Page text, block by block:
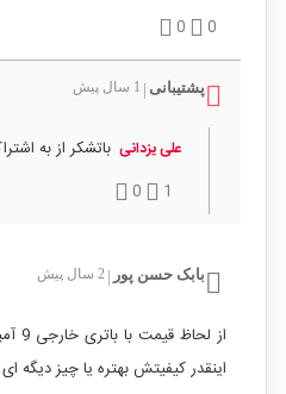
0
0
پشتیبانی 1 سال پیش
علی یزدانی باتشکر از به
1
0
بابک حسن پور 2 سال پیش
اینقدر کیفیتش بهتره یا چیز دیگه